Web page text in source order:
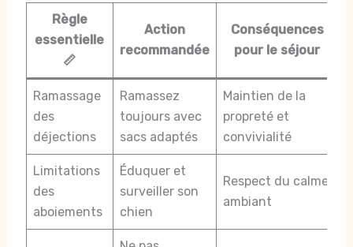
Règle
essentielle
📏
Action
recommandée
Conséquences
pour le séjour
Ramassage
des
déjections
Ramassez
toujours avec
sacs adaptés
Maintien de la
propreté et
convivialité
Limitations
des
aboiements
Éduquer et
surveiller son
chien
Respect du calme
ambiant